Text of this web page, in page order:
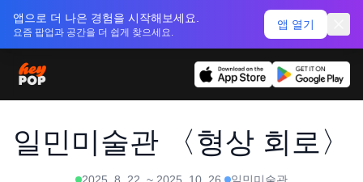
앱으로 더 나은 경험을 시작해보세요.
요즘 팝업과 공간을 더 쉽게 찾으세요.
앱 열기
일민미술관 〈형상 회로〉